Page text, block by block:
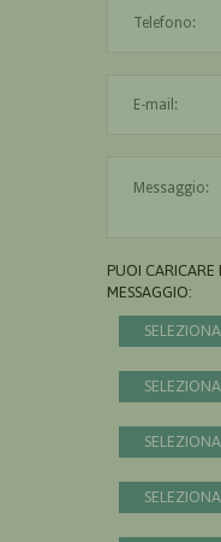
PUOI CARICARE
MESSAGGIO: